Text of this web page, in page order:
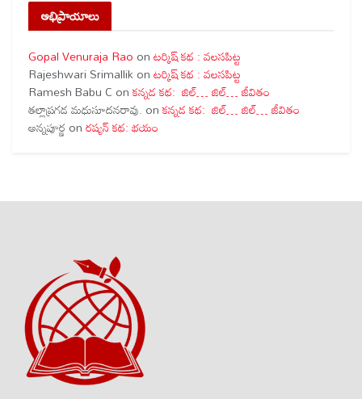
అభిప్రాయాలు
Gopal Venuraja Rao onటర్కిష్ కథ : వలసపిట్ట
Rajeshwari Srimallik onటర్కిష్ కథ : వలసపిట్ట
Ramesh Babu C onకన్నడ కథ: జిల్… జిల్… జీవితం
తల్లాప్రగడ మధుసూదనరావు. onకన్నడ కథ: జిల్… జిల్… జీవితం
అన్నపూర్ణ onరష్యన్ కథ: భయం